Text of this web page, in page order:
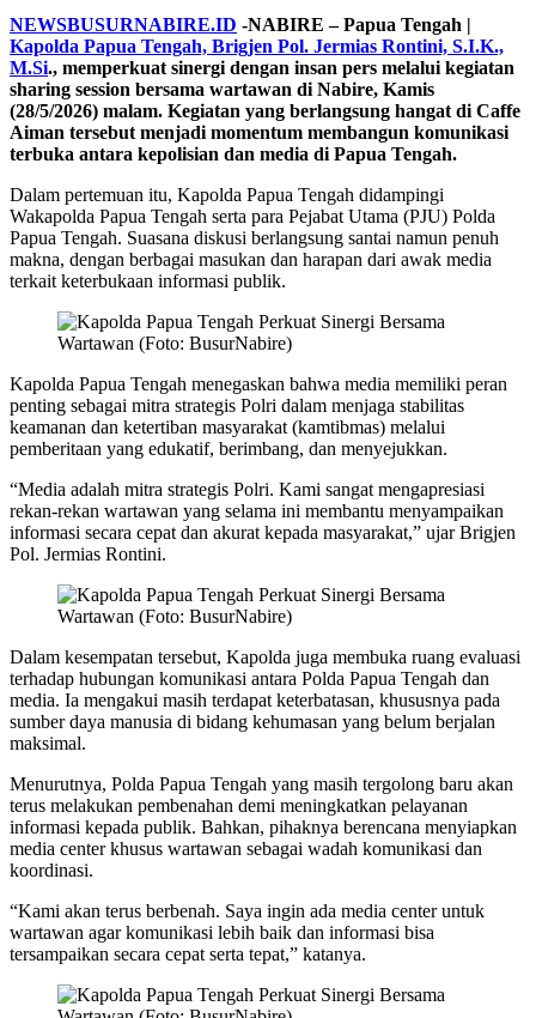
NEWSBUSURNABIRE.ID -NABIRE – Papua Tengah |
Kapolda Papua Tengah, Brigjen Pol. Jermias Rontini, S.I.K.,
M.Si., memperkuat sinergi dengan insan pers melalui kegiatan
sharing session bersama wartawan di Nabire, Kamis
(28/5/2026) malam. Kegiatan yang berlangsung hangat di Caffe
Aiman tersebut menjadi momentum membangun komunikasi
terbuka antara kepolisian dan media di Papua Tengah.
Dalam pertemuan itu, Kapolda Papua Tengah didampingi
Wakapolda Papua Tengah serta para Pejabat Utama (PJU) Polda
Papua Tengah. Suasana diskusi berlangsung santai namun penuh
makna, dengan berbagai masukan dan harapan dari awak media
terkait keterbukaan informasi publik.
Kapolda Papua Tengah menegaskan bahwa media memiliki peran
penting sebagai mitra strategis Polri dalam menjaga stabilitas
keamanan dan ketertiban masyarakat (kamtibmas) melalui
pemberitaan yang edukatif, berimbang, dan menyejukkan.
“Media adalah mitra strategis Polri. Kami sangat mengapresiasi
rekan-rekan wartawan yang selama ini membantu menyampaikan
informasi secara cepat dan akurat kepada masyarakat,” ujar Brigjen
Pol. Jermias Rontini.
Dalam kesempatan tersebut, Kapolda juga membuka ruang evaluasi
terhadap hubungan komunikasi antara Polda Papua Tengah dan
media. Ia mengakui masih terdapat keterbatasan, khususnya pada
sumber daya manusia di bidang kehumasan yang belum berjalan
maksimal.
Menurutnya, Polda Papua Tengah yang masih tergolong baru akan
terus melakukan pembenahan demi meningkatkan pelayanan
informasi kepada publik. Bahkan, pihaknya berencana menyiapkan
media center khusus wartawan sebagai wadah komunikasi dan
koordinasi.
“Kami akan terus berbenah. Saya ingin ada media center untuk
wartawan agar komunikasi lebih baik dan informasi bisa
tersampaikan secara cepat serta tepat,” katanya.